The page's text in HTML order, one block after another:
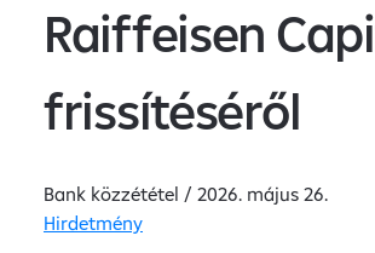
Raiffeisen
frissítéséről
Bank közzététel / 2026. május 26.
Hirdetmény